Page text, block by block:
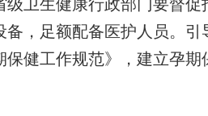
级卫生健康行政部门要督
备，足额配备医护人员。
保健工作规范》，建立孕